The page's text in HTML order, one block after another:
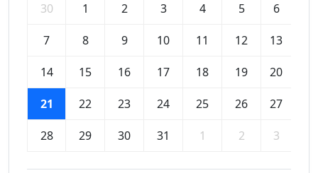
30 1 2 3 4 5 6
7 8 9 10 11 12 13
14 15 16 17 18 19 20
21 22 23 24 25 26 27
28 29 30 31 1 2 3